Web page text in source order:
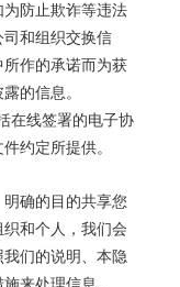
防止欺诈等违法
和组织交换信
作的承诺而为获
的信息。
在线签署的电子协
约定所提供。
确的目的共享您
和个人，我们会
们的说明、本隐